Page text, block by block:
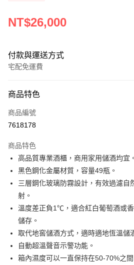
NT$26,000
付款與運送方式
宅配免運費
信用卡一次付款
LINE Pay
街口支付
悠遊付
AFTEE先享後付
相關說明
【關於「AFTEE先享後付」】
AFTEE先享後付是「在收到商品之後才付款
便利好安心！
１．簡單：不需註冊會員、不需綁卡、不需儲
３．安心：先確認商品／服務後，再付款。
運送方式
宅配(請注意配件不含在免運內)
免運費
商品特色
商品編號
7618178
商品特色
高品質專業酒櫃，商用家用儲酒均宜。
黑色鋼化金屬材質，容量49瓶。
三層鋼化玻璃防霧設計，有效過濾自
射。
溫度差正負1℃，適合紅白葡萄酒或
儲存。
取代地窖儲酒方式，適時適地恆溫儲
自動超溫聲音示警功能。
箱內濕度可以一直保持在50-70%之間